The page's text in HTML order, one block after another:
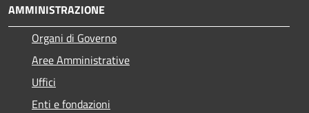
AMMINISTRAZIONE
Organi di Governo
Aree Amministrative
Uffici
Enti e fondazioni